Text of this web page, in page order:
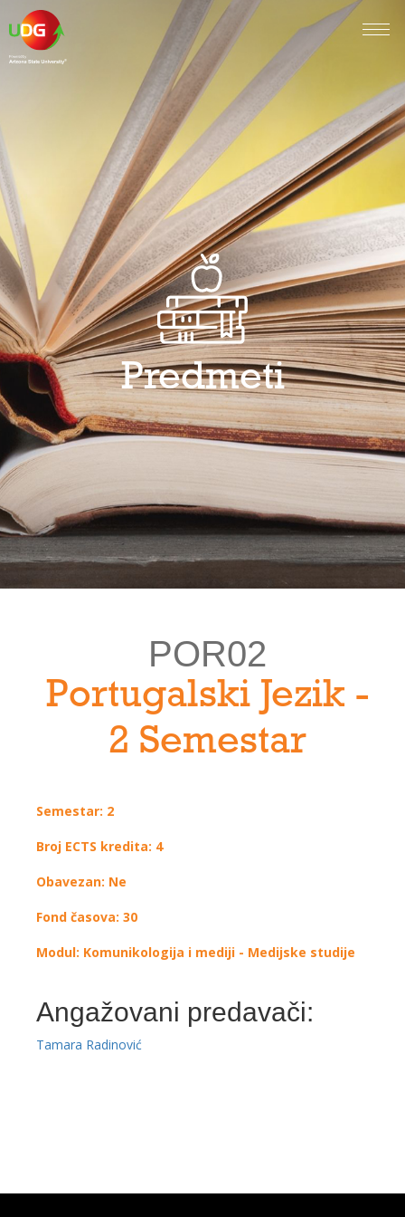
Predmeti
POR02
Portugalski Jezik -
2 Semestar
Semestar: 2
Broj ECTS kredita: 4
Obavezan: Ne
Fond časova: 30
Modul: Komunikologija i mediji - Medijske studije
Angažovani predavači:
Tamara Radinović